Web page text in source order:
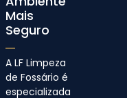
Mais
Seguro
A LF Limpeza
de Fossário é
especializada